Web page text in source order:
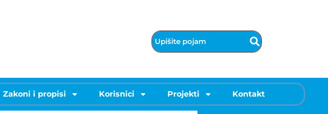
Zakoni i propisi Korisnici Projekti Kontakt